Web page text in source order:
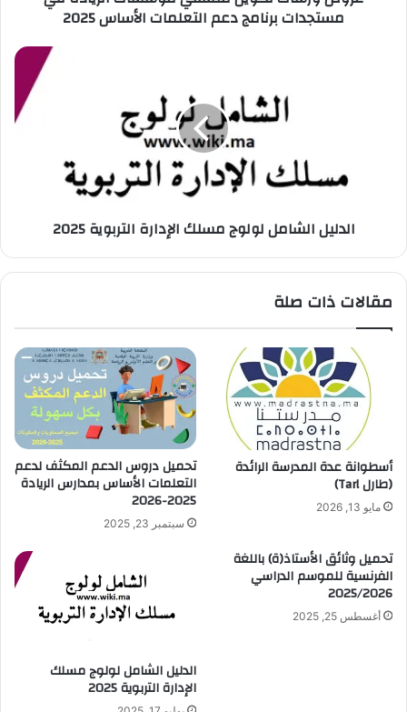
مستجدات برنامج دعم التعلمات الأساس 2025
الدليل الشامل لولوج مسلك الإدارة التربوية 2025
مقالات ذات صلة
أسطوانة عدة المدرسة الرائدة
(طارل Tarl)
مايو 13, 2026
تحميل دروس الدعم المكثف لدعم
التعلمات الأساس بمدارس الريادة
2025-2026
سبتمبر 23, 2025
تحميل وثائق الأستاذ(ة) باللغة
الفرنسية للموسم الدراسي
2025/2026
أغسطس 25, 2025
الدليل الشامل لولوج مسلك
الإدارة التربوية 2025